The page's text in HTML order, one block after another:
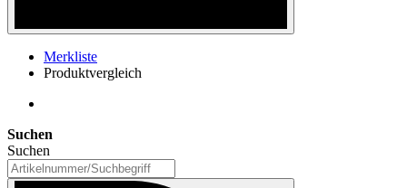
Merkliste
Produktvergleich
Suchen
Suchen